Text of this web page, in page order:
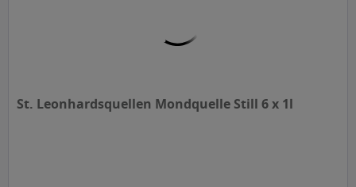
St. Leonhardsquellen Mondquelle Still 6 x 1l